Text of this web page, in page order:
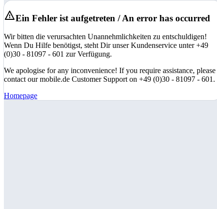
Ein Fehler ist aufgetreten / An error has occurred
Wir bitten die verursachten Unannehmlichkeiten zu entschuldigen!
Wenn Du Hilfe benötigst, steht Dir unser Kundenservice unter +49
(0)30 - 81097 - 601 zur Verfügung.
We apologise for any inconvenience! If you require assistance, please
contact our mobile.de Customer Support on +49 (0)30 - 81097 - 601.
Homepage